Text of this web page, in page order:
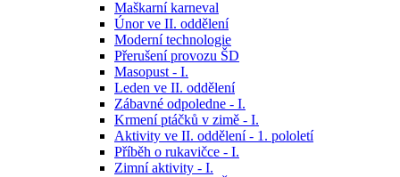
Maškarní karneval
Únor ve II. oddělení
Moderní technologie
Přerušení provozu ŠD
Masopust - I.
Leden ve II. oddělení
Zábavné odpoledne - I.
Krmení ptáčků v zimě - I.
Aktivity ve II. oddělení - 1. pololetí
Příběh o rukavičce - I.
Zimní aktivity - I.